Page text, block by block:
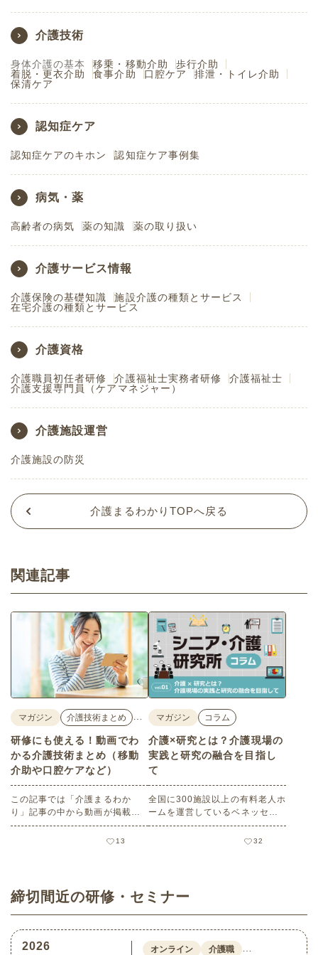
介護技術
身体介護の基本 移乗・移動介助
歩行介助
着脱・更衣介助
食事介助 口腔ケア
排泄・トイレ介助
保清ケア
認知症ケア
認知症ケアのキホン 認知症ケア事例集
病気・薬
高齢者の病気 薬の知識 薬の取り扱い
介護サービス情報
介護保険の基礎知識
施設介護の種類とサービス
在宅介護の種類とサービス
介護資格
介護職員初任者研修 介護福祉士実務者研修
介護福祉士
介護支援専門員（ケアマネジャー）
介護施設運営
介護施設の防災
介護まるわかりTOPへ戻る
関連記事
マガジン 介護技術まとめ …
研修にも使える！動画でわ
かる介護技術まとめ（移動
介助や口腔ケアなど）
この記事では「介護まるわか
り」記事の中から動画が掲載さ
れている記事をご紹介します。
13
マガジン コラム
介護×研究とは？介護現場の
実践と研究の融合を目指し
て
全国に300施設以上の有料老人ホ
ームを運営しているベネッセス
タイルケアの社内シンクタンク
（研究機関）である「ベネッセ
現場で活躍されている方に向け
て、役立つ情報を発信する連載
コラム。記念すべき第1回目をお
届けいたします！
32
締切間近の研修・セミナー
2026 オンライン 介護職 …